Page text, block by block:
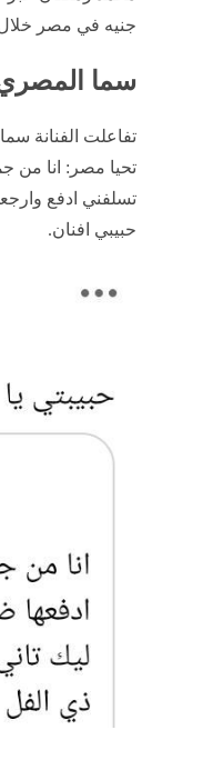
جنيه في مصر خلال أقل
سما
تفاعلت الفنانة
تحيا مصر: انا من
تسلفني ادفع
حبيبي افنان.